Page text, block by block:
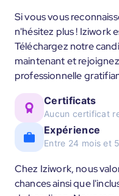
Si vous vous
n'hésitez plus ! Iziwork
Téléchargez notre
maintenant et
professionnelle
Certificats
Aucun certificat
Expérience
Entre 24 mois et
Chez Iziwork, nous
chances ainsi que